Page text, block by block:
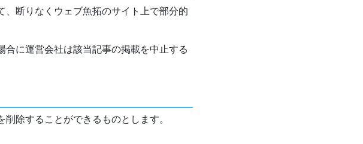
断りなくウェブ魚拓のサイト上で部分的
に運営会社は該当記事の掲載を中止する
除することができるものとします。